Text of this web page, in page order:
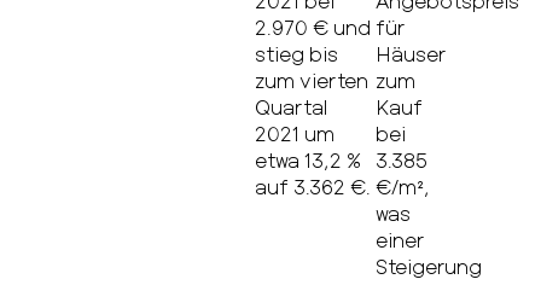
2.970 € und
stieg bis
zum vierten
Quartal
2021 um
etwa 13,2 %
auf 3.362 €.
für
Häuser
zum
Kauf
bei
3.385
€/m²,
was
einer
Steigerung